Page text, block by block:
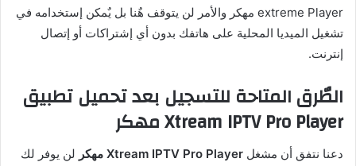
extreme Player مهكر والأمر لن يتوقف هٌنا بل يٌمكن إستخدامه في
تشغيل الميديا المحلية على هاتفك بدون أي إشتراكات أو إتصال
إنترنت.
الطٌرق المتاحة للتسجيل بعد تحميل تطبيق
Xtream IPTV Pro Player مهكر
دعنا نتفق أن مشغل Xtream IPTV Pro Player مهكر
لن يوفر لك